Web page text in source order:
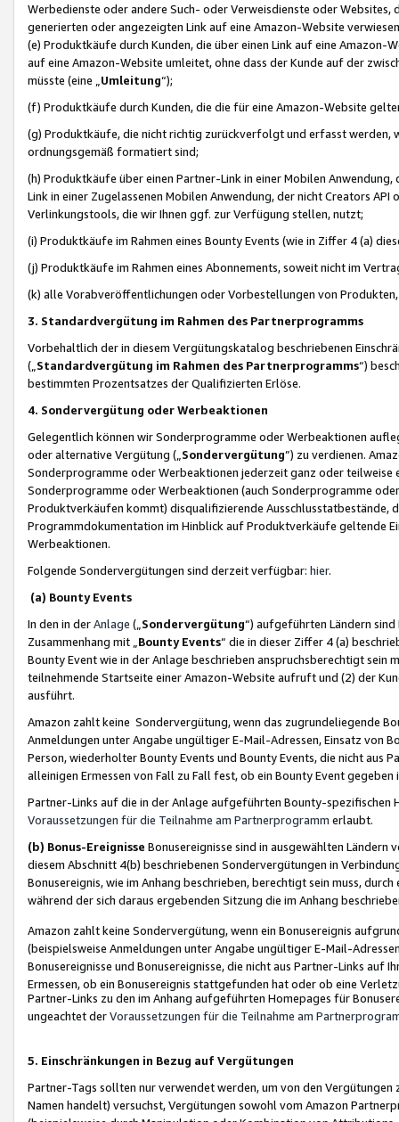
Werbedienste oder andere Such- oder Verweisdienste oder Websites,
generierten oder angezeigten Link auf eine Amazon-Website
(e) Produktkäufe durch Kunden, die über einen Link auf eine
auf eine Amazon-Website umleitet, ohne dass der Kunde auf der
müsste (eine „ Umleitung“);
(f) Produktkäufe durch Kunden, die die für eine Amazon-Website
(g) Produktkäufe, die nicht richtig zurückverfolgt und erfasst werden,
ordnungsgemäß formatiert sind;
(h) Produktkäufe über einen Partner-Link in einer Mobilen
Link in einer Zugelassenen Mobilen Anwendung, der nicht Creators
Verlinkungstools, die wir Ihnen ggf. zur Verfügung stellen, nutzt;
(i) Produktkäufe im Rahmen eines Bounty Events (wie in Ziffer 4 (a)
(j) Produktkäufe im Rahmen eines Abonnements, soweit nicht im
(k) alle Vorabveröffentlichungen oder Vorbestellungen von
3. Standardvergütung im Rahmen des Partnerprogramms
Vorbehaltlich der in diesem Vergütungskatalog beschriebenen
(„ Standardvergütung im Rahmen des Partnerprogramms“)
bestimmten Prozentsatzes der Qualifizierten Erlöse.
4. Sondervergütung oder Werbeaktionen
Gelegentlich können wir Sonderprogramme oder Werbeaktionen
oder alternative Vergütung („ Sondervergütung”) zu verdienen.
Sonderprogramme oder Werbeaktionen jederzeit ganz oder
Sonderprogramme oder Werbeaktionen (auch Sonderprogramme
Produktverkäufen kommt) disqualifizierende Ausschlusstatbestände,
Programmdokumentation im Hinblick auf Produktverkäufe geltende
Werbeaktionen.
Folgende Sondervergütungen sind derzeit verfügbar: hier.
(a) Bounty Events
In den in derAnlage („ Sondervergütung“) aufgeführten Ländern
Zusammenhang mit „ Bounty Events“ die in dieser Ziffer 4 (a)
Bounty Event wie in der Anlage beschrieben anspruchsberechtigt sein
teilnehmende Startseite einer Amazon-Website aufruft und (2) der
ausführt.
Amazon zahlt keine Sondervergütung, wenn das zugrundeliegende
Anmeldungen unter Angabe ungültiger E-Mail-Adressen, Einsatz von
Person, wiederholter Bounty Events und Bounty Events, die nicht
alleinigen Ermessen von Fall zu Fall fest, ob ein Bounty Event
Partner-Links auf die in der Anlage aufgeführten Bounty-spezifischen
Voraussetzungen für die Teilnahme am Partnerprogramm erlaubt.
(b) Bonus-Ereignisse Bonusereignisse sind in ausgewählten Ländern
diesem Abschnitt 4(b) beschriebenen Sondervergütungen in
Bonusereignis, wie im Anhang beschrieben, berechtigt sein muss,
während der sich daraus ergebenden Sitzung die im Anhang
Amazon zahlt keine Sondervergütung, wenn ein Bonusereignis
(beispielsweise Anmeldungen unter Angabe ungültiger E-Mail-
Bonusereignisse und Bonusereignisse, die nicht aus Partner-Links auf
Ermessen, ob ein Bonusereignis stattgefunden hat oder ob eine
Partner-Links zu den im Anhang aufgeführten Homepages für
ungeachtet derVoraussetzungen für die Teilnahme am
5. Einschränkungen in Bezug auf Vergütungen
Partner-Tags sollten nur verwendet werden, um von den
Namen handelt) versuchst, Vergütungen sowohl vom Amazon